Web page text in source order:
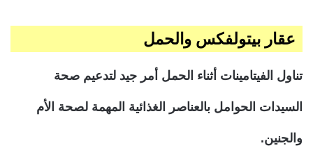
عقار بيتولفكس والحمل
تناول الفيتامينات أثناء الحمل أمر جيد لتدعيم صحة
السيدات الحوامل بالعناصر الغذائية المهمة لصحة الأم
والجنين.